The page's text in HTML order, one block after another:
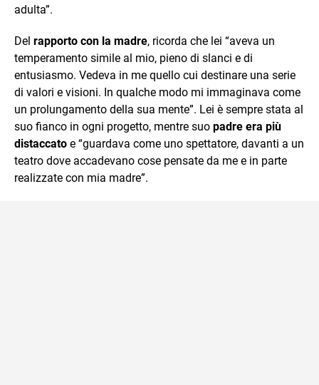
adulta”.
Del rapporto con la madre, ricorda che lei “aveva un
temperamento simile al mio, pieno di slanci e di
entusiasmo. Vedeva in me quello cui destinare una serie
di valori e visioni. In qualche modo mi immaginava come
un prolungamento della sua mente”. Lei è sempre stata al
suo fianco in ogni progetto, mentre suo padre era più
distaccato e “guardava come uno spettatore, davanti a un
teatro dove accadevano cose pensate da me e in parte
realizzate con mia madre”.